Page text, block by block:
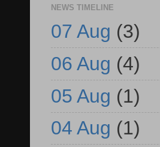
NEWS TIMELINE
07 Aug (3)
06 Aug (4)
05 Aug (1)
04 Aug (1)